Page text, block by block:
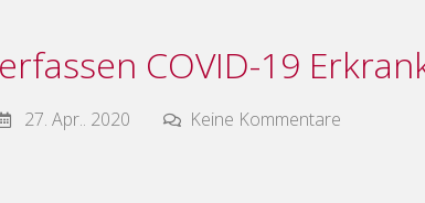
COVID-19
27. Apr.. 2020 Keine Kommentare